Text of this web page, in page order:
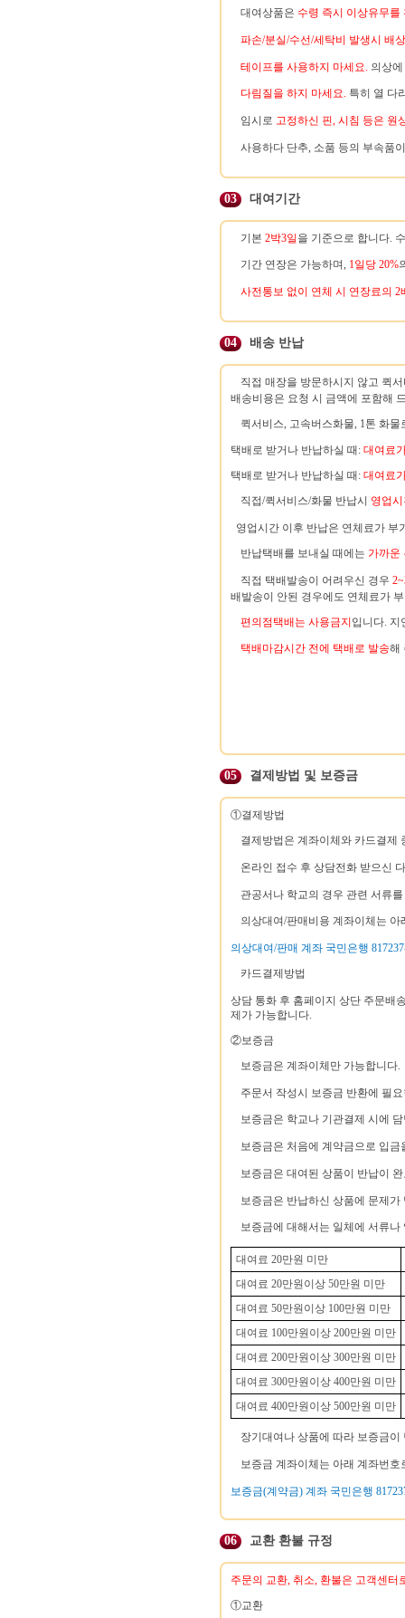
대여상품은 수령 즉시 이상유무를
파손/분실/수선/세탁비 발생시 배
테이프를 사용하지 마세요. 의상
다림질을 하지 마세요. 특히 열 다
임시로 고정하신 핀, 시침 등은 원
사용하다 단추, 소품 등의 부속품
03 대여기간
기본 2박3일을 기준으로 합니다.
기간 연장은 가능하며, 1일당 20%
사전통보 없이 연체 시 연장료의 2
04 배송 반납
직접 매장을 방문하시지 않고 퀵
배송비용은 요청 시 금액에 포함해
퀵서비스, 고속버스화물, 1톤 화
택배로 받거나 반납하실 때: 대여료
택배로 받거나 반납하실 때: 대여료
직접/퀵서비스/화물 반납시 영업
영업시간 이후 반납은 연체료가 부
반납택배를 보내실 때에는 가까운
직접 택배발송이 어려우신 경우
배발송이 안된 경우에도 연체료가
편의점택배는 사용금지입니다. 지
택배마감시간 전에 택배로 발송해
05 결제방법 및 보증금
①결제방법
결제방법은 계좌이체와 카드결제
온라인 접수 후 상담전화 받으신
관공서나 학교의 경우 관련 서류
의상대여/판매비용 계좌이체는
의상대여/판매 계좌 국민은행
카드결제방법
상담 통화 후 홈페이지 상단 주문배
제가 가능합니다.
②보증금
보증금은 계좌이체만 가능합니다.
주문서 작성시 보증금 반환에 필
보증금은 학교나 기관결제 시에
보증금은 처음에 계약금으로 입
보증금은 대여된 상품이 반납이
보증금은 반납하신 상품에 문제
보증금에 대해서는 일체에 서류
대여료 20만원 미만
대여료 20만원이상 50만원 미만
대여료 50만원이상 100만원 미만
대여료 100만원이상 200만원 미만
대여료 200만원이상 300만원 미만
대여료 300만원이상 400만원 미만
대여료 400만원이상 500만원 미만
장기대여나 상품에 따라 보증금이
보증금 계좌이체는 아래 계좌번
보증금(계약금) 계좌 국민은행
06 교환 환불 규정
주문의 교환, 취소, 환불은 고객센터
①교환